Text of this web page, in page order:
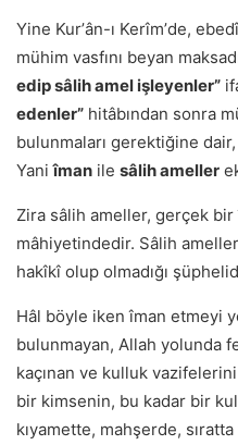
Yine Kurʼân-ı Kerîmʼde,
mühim vasfını beyan
edip sâlih amel işleyenler”
edenler” hitâbından sonra
bulunmaları gerektiğine
Yaniîman ile sâlih ameller
Zira sâlih ameller, gerçek
mâhiyetindedir. Sâlih
hakîkî olup olmadığı
Hâl böyle iken îman etmeyi
bulunmayan, Allah yolunda
kaçınan ve kulluk
bir kimsenin, bu kadar bir
kıyamette, mahşerde,